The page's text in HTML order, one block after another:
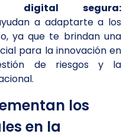
digital segura:
a adaptarte a los
ya que te brindan una
para la innovación en
de riesgos y la
los
en la